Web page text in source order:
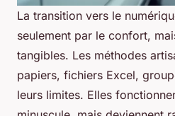
La transition vers le
seulement par le confort,
tangibles. Les méthodes
papiers, fichiers Excel,
leurs limites. Elles